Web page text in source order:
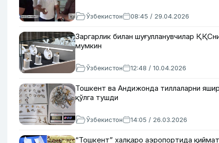
Ўзбекистон 08:45 / 29.04.2026
Заргарлик билан шуғулланувчилар
мумкин
Ўзбекистон 12:48 / 10.04.2026
Тошкент ва Андижонда тиллаларни
қўлга тушди
Ўзбекистон 14:05 / 26.03.2026
“Тошкент” халқаро аэропортида